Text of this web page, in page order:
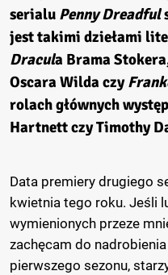
serialu Penny Dreadful
jest takimi dziełami
Dracula Brama
Oscara Wilda czy
rolach głównych
Hartnett czy Timothy
Data premiery drugiego
kwietnia tego roku. Jeśli
wymienionych przeze
zachęcam do
pierwszego sezonu,